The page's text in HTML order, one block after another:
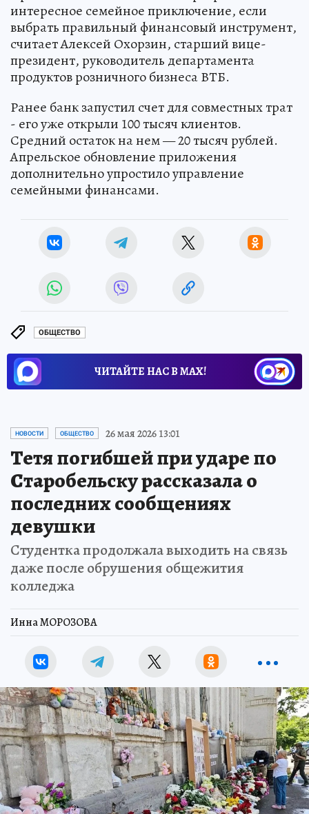
интересное семейное приключение, если
выбрать правильный финансовый инструмент,
считает Алексей Охорзин, старший вице-
президент, руководитель департамента
продуктов розничного бизнеса ВТБ.
Ранее банк запустил счет для совместных трат
- его уже открыли 100 тысяч клиентов.
Средний остаток на нем — 20 тысяч рублей.
Апрельское обновление приложения
дополнительно упростило управление
семейными финансами.
ОБЩЕСТВО
ЧИТАЙТЕ НАС В МАХ!
НОВОСТИ ОБЩЕСТВО 26 мая 2026 13:01
Тетя погибшей при ударе по
Старобельску рассказала о
последних сообщениях
девушки
Студентка продолжала выходить на связь
даже после обрушения общежития
колледжа
Инна МОРОЗОВА